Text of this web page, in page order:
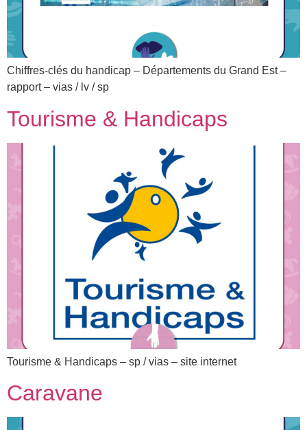
Chiffres-clés du handicap – Départements du Grand Est –
rapport – vias / lv / sp
Tourisme & Handicaps
Tourisme & Handicaps – sp / vias – site internet
Caravane